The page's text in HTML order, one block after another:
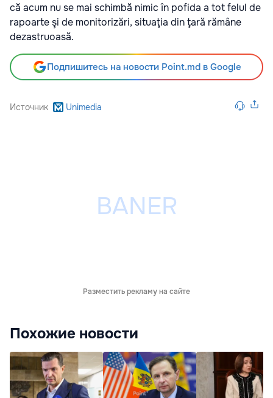
că acum nu se mai schimbă nimic în pofida a tot felul de
rapoarte şi de monitorizări, situaţia din ţară rămâne
dezastruoasă.
Подпишитесь на новости Point.md в Google
Источник Unimedia
Разместить рекламу на сайте
Похожие новости